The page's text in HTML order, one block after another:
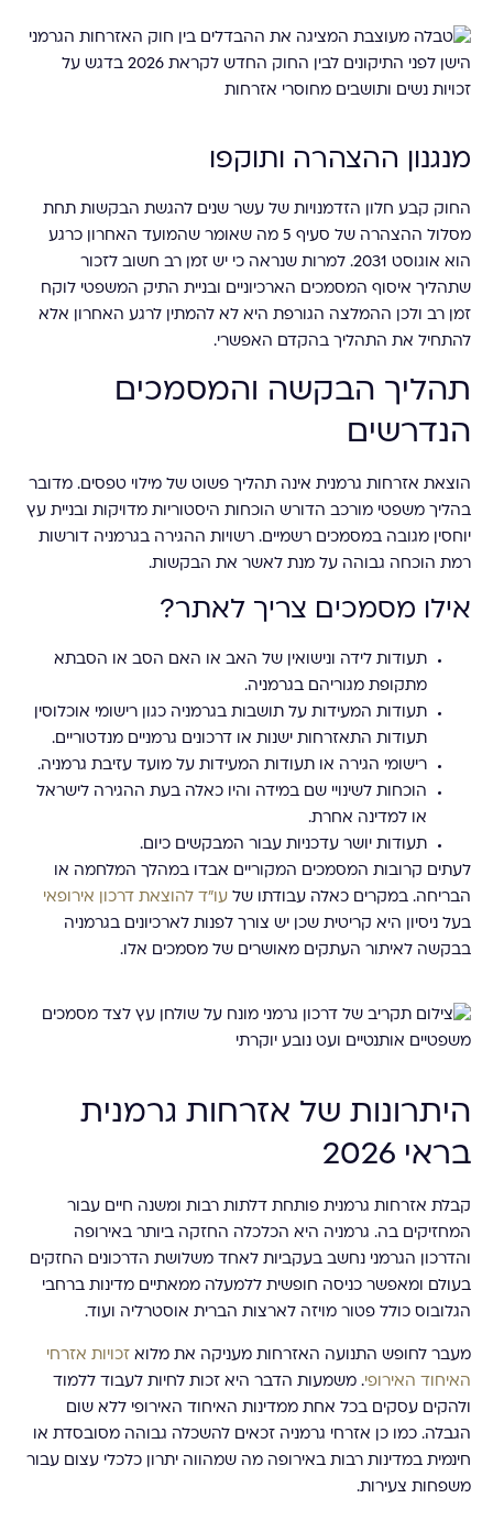
מנגנון ההצהרה ותוקפו
החוק קבע חלון הזדמנויות של עשר שנים להגשת הבקשות תחת
מסלול ההצהרה של סעיף 5 מה שאומר שהמועד האחרון כרגע
הוא אוגוסט 2031. למרות שנראה כי יש זמן רב חשוב לזכור
שתהליך איסוף המסמכים הארכיוניים ובניית התיק המשפטי לוקח
זמן רב ולכן ההמלצה הגורפת היא לא להמתין לרגע האחרון אלא
להתחיל את התהליך בהקדם האפשרי.
תהליך הבקשה והמסמכים
הנדרשים
הוצאת אזרחות גרמנית אינה תהליך פשוט של מילוי טפסים. מדובר
בהליך משפטי מורכב הדורש הוכחות היסטוריות מדויקות ובניית עץ
יוחסין מגובה במסמכים רשמיים. רשויות ההגירה בגרמניה דורשות
רמת הוכחה גבוהה על מנת לאשר את הבקשות.
אילו מסמכים צריך לאתר?
תעודות לידה ונישואין של האב או האם הסב או הסבתא
מתקופת מגוריהם בגרמניה.
תעודות המעידות על תושבות בגרמניה כגון רישומי אוכלוסין
תעודות התאזרחות ישנות או דרכונים גרמניים מנדטוריים.
רישומי הגירה או תעודות המעידות על מועד עזיבת גרמניה.
הוכחות לשינויי שם במידה והיו כאלה בעת ההגירה לישראל
או למדינה אחרת.
תעודות יושר עדכניות עבור המבקשים כיום.
לעתים קרובות המסמכים המקוריים אבדו במהלך המלחמה או
הבריחה. במקרים כאלה עבודתו של עו"ד להוצאת דרכון אירופאי
בעל ניסיון היא קריטית שכן יש צורך לפנות לארכיונים בגרמניה
בבקשה לאיתור העתקים מאושרים של מסמכים אלו.
היתרונות של אזרחות גרמנית
בראי 2026
קבלת אזרחות גרמנית פותחת דלתות רבות ומשנה חיים עבור
המחזיקים בה. גרמניה היא הכלכלה החזקה ביותר באירופה
והדרכון הגרמני נחשב בעקביות לאחד משלושת הדרכונים החזקים
בעולם ומאפשר כניסה חופשית ללמעלה ממאתיים מדינות ברחבי
הגלובוס כולל פטור מויזה לארצות הברית אוסטרליה ועוד.
מעבר לחופש התנועה האזרחות מעניקה את מלוא זכויות אזרחי
האיחוד האירופי. משמעות הדבר היא זכות לחיות לעבוד ללמוד
ולהקים עסקים בכל אחת ממדינות האיחוד האירופי ללא שום
הגבלה. כמו כן אזרחי גרמניה זכאים להשכלה גבוהה מסובסדת או
חינמית במדינות רבות באירופה מה שמהווה יתרון כלכלי עצום עבור
משפחות צעירות.